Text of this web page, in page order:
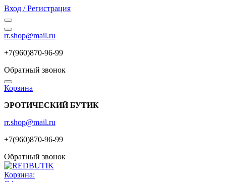
Вход / Регистрация
rr.shop@mail.ru
+7(960)870-96-99
Обратный звонок
Корзина
ЭРОТИЧЕСКИЙ БУТИК
rr.shop@mail.ru
+7(960)870-96-99
Обратный звонок
Корзина: